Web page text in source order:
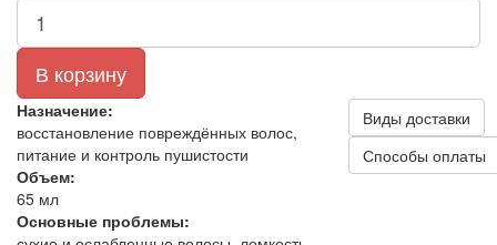
В корзину
Назначение:
восстановление повреждённых волос,
питание и контроль пушистости
Объем:
65 мл
Основные проблемы:
Виды доставки
Способы оплаты